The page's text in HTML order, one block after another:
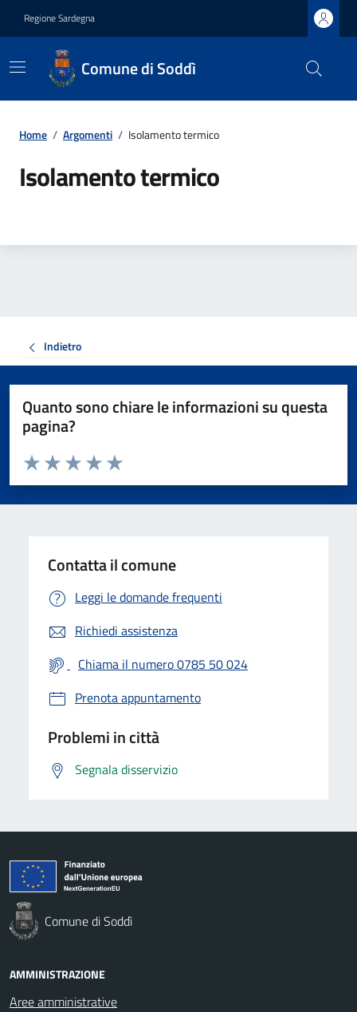
Regione Sardegna
Comune di Soddì
Home / Argomenti / Isolamento termico
Isolamento termico
Indietro
Quanto sono chiare le informazioni su questa
pagina?
Valuta da 1 a 5 stelle la pagina
Valuta 5 stelle su 5
Valuta 4 stelle su 5
Valuta 3 stelle su 5
Valuta 2 stelle su 5
Valuta 1 stelle su 5
Contatta il comune
Leggi le domande frequenti
Richiedi assistenza
Chiama il numero 0785 50 024
Prenota appuntamento
Problemi in città
Segnala disservizio
Comune di Soddì
AMMINISTRAZIONE
Aree amministrative